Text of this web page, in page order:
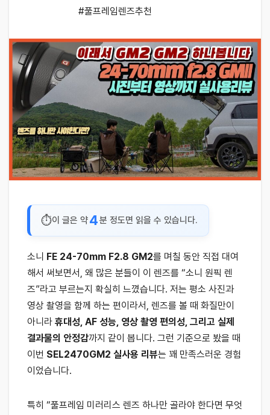
#풀프레임렌즈추천
이 글은 약4분 정도면 읽을 수 있습니다.
소니 FE 24-70mm F2.8 GM2를 며칠 동안 직접 대여
해서 써보면서, 왜 많은 분들이 이 렌즈를 “소니 원픽 렌
즈”라고 부르는지 확실히 느꼈습니다. 저는 평소 사진과
영상 촬영을 함께 하는 편이라서, 렌즈를 볼 때 화질만이
아니라 휴대성, AF 성능, 영상 촬영 편의성, 그리고 실제
결과물의 안정감까지 같이 봅니다. 그런 기준으로 봤을 때
이번 SEL2470GM2 실사용 리뷰는 꽤 만족스러운 경험
이었습니다.
특히 “풀프레임 미러리스 렌즈 하나만 골라야 한다면 무엇